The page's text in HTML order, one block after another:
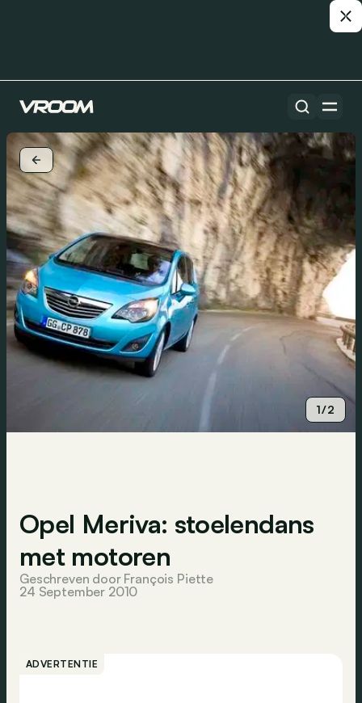
1/2
Opel Meriva: stoelendans
met motoren
Geschreven door François Piette
24 September 2010
ADVERTENTIE